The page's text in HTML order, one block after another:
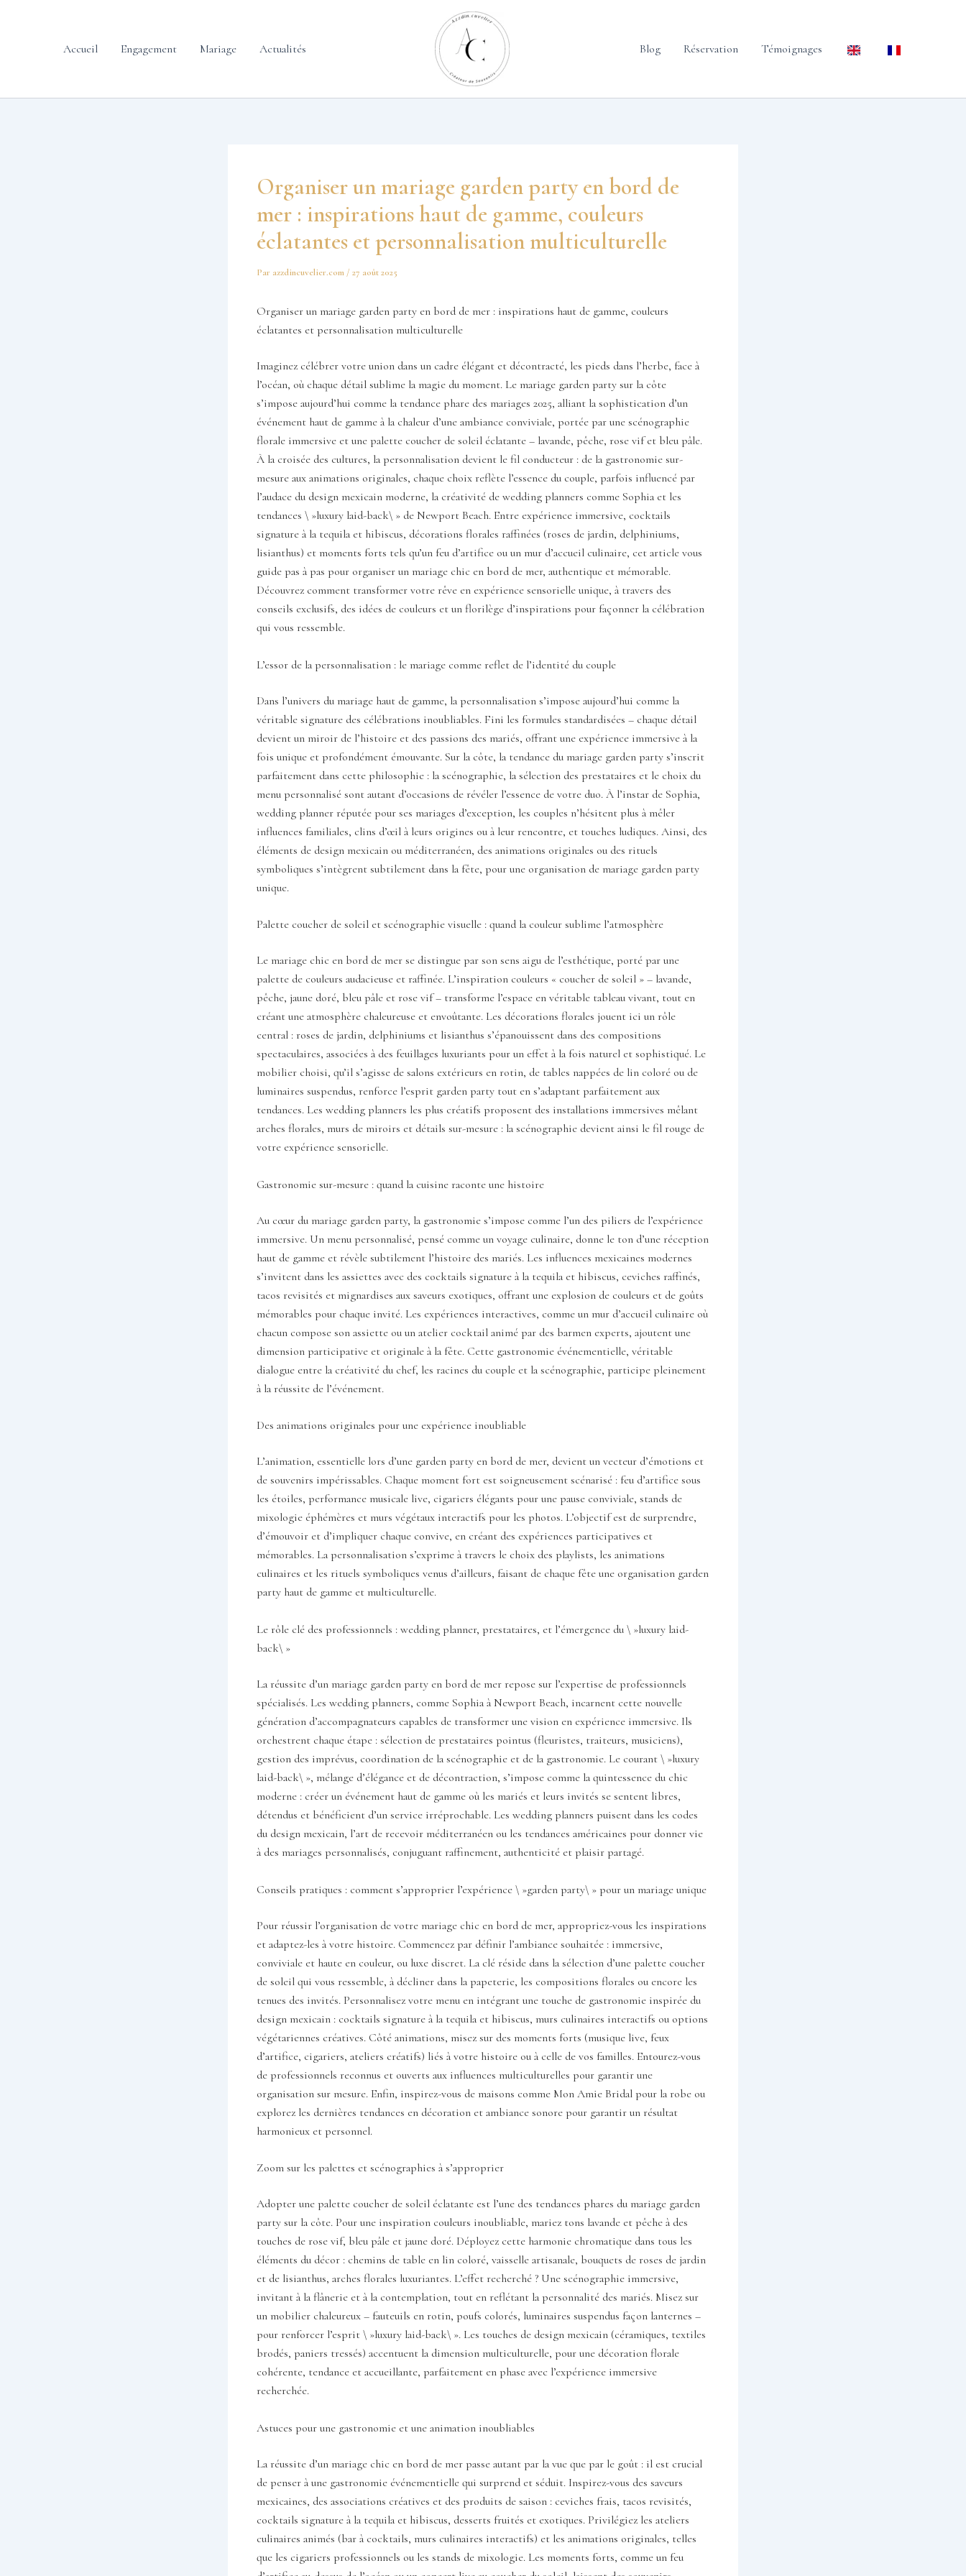
Accueil Engagement Mariage Actualités Blog Réservation Témoignages
Organiser un mariage garden party en bord de
mer : inspirations haut de gamme, couleurs
éclatantes et personnalisation multiculturelle
Par azzdincuvelier.com / 27 août 2025
Organiser un mariage garden party en bord de mer : inspirations haut de gamme, couleurs
éclatantes et personnalisation multiculturelle
Imaginez célébrer votre union dans un cadre élégant et décontracté, les pieds dans l’herbe, face à
l’océan, où chaque détail sublime la magie du moment. Le mariage garden party sur la côte
s’impose aujourd’hui comme la tendance phare des mariages 2025, alliant la sophistication d’un
événement haut de gamme à la chaleur d’une ambiance conviviale, portée par une scénographie
florale immersive et une palette coucher de soleil éclatante – lavande, pêche, rose vif et bleu pâle.
À la croisée des cultures, la personnalisation devient le fil conducteur : de la gastronomie sur-
mesure aux animations originales, chaque choix reflète l’essence du couple, parfois influencé par
l’audace du design mexicain moderne, la créativité de wedding planners comme Sophia et les
tendances \ »luxury laid-back\ » de Newport Beach. Entre expérience immersive, cocktails
signature à la tequila et hibiscus, décorations florales raffinées (roses de jardin, delphiniums,
lisianthus) et moments forts tels qu’un feu d’artifice ou un mur d’accueil culinaire, cet article vous
guide pas à pas pour organiser un mariage chic en bord de mer, authentique et mémorable.
Découvrez comment transformer votre rêve en expérience sensorielle unique, à travers des
conseils exclusifs, des idées de couleurs et un florilège d’inspirations pour façonner la célébration
qui vous ressemble.
L’essor de la personnalisation : le mariage comme reflet de l’identité du couple
Dans l’univers du mariage haut de gamme, la personnalisation s’impose aujourd’hui comme la
véritable signature des célébrations inoubliables. Fini les formules standardisées – chaque détail
devient un miroir de l’histoire et des passions des mariés, offrant une expérience immersive à la
fois unique et profondément émouvante. Sur la côte, la tendance du mariage garden party s’inscrit
parfaitement dans cette philosophie : la scénographie, la sélection des prestataires et le choix du
menu personnalisé sont autant d’occasions de révéler l’essence de votre duo. À l’instar de Sophia,
wedding planner réputée pour ses mariages d’exception, les couples n’hésitent plus à mêler
influences familiales, clins d’œil à leurs origines ou à leur rencontre, et touches ludiques. Ainsi, des
éléments de design mexicain ou méditerranéen, des animations originales ou des rituels
symboliques s’intègrent subtilement dans la fête, pour une organisation de mariage garden party
unique.
Palette coucher de soleil et scénographie visuelle : quand la couleur sublime l’atmosphère
Le mariage chic en bord de mer se distingue par son sens aigu de l’esthétique, porté par une
palette de couleurs audacieuse et raffinée. L’inspiration couleurs « coucher de soleil » – lavande,
pêche, jaune doré, bleu pâle et rose vif – transforme l’espace en véritable tableau vivant, tout en
créant une atmosphère chaleureuse et envoûtante. Les décorations florales jouent ici un rôle
central : roses de jardin, delphiniums et lisianthus s’épanouissent dans des compositions
spectaculaires, associées à des feuillages luxuriants pour un effet à la fois naturel et sophistiqué. Le
mobilier choisi, qu’il s’agisse de salons extérieurs en rotin, de tables nappées de lin coloré ou de
luminaires suspendus, renforce l’esprit garden party tout en s’adaptant parfaitement aux
tendances. Les wedding planners les plus créatifs proposent des installations immersives mêlant
arches florales, murs de miroirs et détails sur-mesure : la scénographie devient ainsi le fil rouge de
votre expérience sensorielle.
Gastronomie sur-mesure : quand la cuisine raconte une histoire
Au cœur du mariage garden party, la gastronomie s’impose comme l’un des piliers de l’expérience
immersive. Un menu personnalisé, pensé comme un voyage culinaire, donne le ton d’une réception
haut de gamme et révèle subtilement l’histoire des mariés. Les influences mexicaines modernes
s’invitent dans les assiettes avec des cocktails signature à la tequila et hibiscus, ceviches raffinés,
tacos revisités et mignardises aux saveurs exotiques, offrant une explosion de couleurs et de goûts
mémorables pour chaque invité. Les expériences interactives, comme un mur d’accueil culinaire où
chacun compose son assiette ou un atelier cocktail animé par des barmen experts, ajoutent une
dimension participative et originale à la fête. Cette gastronomie événementielle, véritable
dialogue entre la créativité du chef, les racines du couple et la scénographie, participe pleinement
à la réussite de l’événement.
Des animations originales pour une expérience inoubliable
L’animation, essentielle lors d’une garden party en bord de mer, devient un vecteur d’émotions et
de souvenirs impérissables. Chaque moment fort est soigneusement scénarisé : feu d’artifice sous
les étoiles, performance musicale live, cigariers élégants pour une pause conviviale, stands de
mixologie éphémères et murs végétaux interactifs pour les photos. L’objectif est de surprendre,
d’émouvoir et d’impliquer chaque convive, en créant des expériences participatives et
mémorables. La personnalisation s’exprime à travers le choix des playlists, les animations
culinaires et les rituels symboliques venus d’ailleurs, faisant de chaque fête une organisation garden
party haut de gamme et multiculturelle.
Le rôle clé des professionnels : wedding planner, prestataires, et l’émergence du \ »luxury laid-
back\ »
La réussite d’un mariage garden party en bord de mer repose sur l’expertise de professionnels
spécialisés. Les wedding planners, comme Sophia à Newport Beach, incarnent cette nouvelle
génération d’accompagnateurs capables de transformer une vision en expérience immersive. Ils
orchestrent chaque étape : sélection de prestataires pointus (fleuristes, traiteurs, musiciens),
gestion des imprévus, coordination de la scénographie et de la gastronomie. Le courant \ »luxury
laid-back\ », mélange d’élégance et de décontraction, s’impose comme la quintessence du chic
moderne : créer un événement haut de gamme où les mariés et leurs invités se sentent libres,
détendus et bénéficient d’un service irréprochable. Les wedding planners puisent dans les codes
du design mexicain, l’art de recevoir méditerranéen ou les tendances américaines pour donner vie
à des mariages personnalisés, conjuguant raffinement, authenticité et plaisir partagé.
Conseils pratiques : comment s’approprier l’expérience \ »garden party\ » pour un mariage unique
Pour réussir l’organisation de votre mariage chic en bord de mer, appropriez-vous les inspirations
et adaptez-les à votre histoire. Commencez par définir l’ambiance souhaitée : immersive,
conviviale et haute en couleur, ou luxe discret. La clé réside dans la sélection d’une palette coucher
de soleil qui vous ressemble, à décliner dans la papeterie, les compositions florales ou encore les
tenues des invités. Personnalisez votre menu en intégrant une touche de gastronomie inspirée du
design mexicain : cocktails signature à la tequila et hibiscus, murs culinaires interactifs ou options
végétariennes créatives. Côté animations, misez sur des moments forts (musique live, feux
d’artifice, cigariers, ateliers créatifs) liés à votre histoire ou à celle de vos familles. Entourez-vous
de professionnels reconnus et ouverts aux influences multiculturelles pour garantir une
organisation sur mesure. Enfin, inspirez-vous de maisons comme Mon Amie Bridal pour la robe ou
explorez les dernières tendances en décoration et ambiance sonore pour garantir un résultat
harmonieux et personnel.
Zoom sur les palettes et scénographies à s’approprier
Adopter une palette coucher de soleil éclatante est l’une des tendances phares du mariage garden
party sur la côte. Pour une inspiration couleurs inoubliable, mariez tons lavande et pêche à des
touches de rose vif, bleu pâle et jaune doré. Déployez cette harmonie chromatique dans tous les
éléments du décor : chemins de table en lin coloré, vaisselle artisanale, bouquets de roses de jardin
et de lisianthus, arches florales luxuriantes. L’effet recherché ? Une scénographie immersive,
invitant à la flânerie et à la contemplation, tout en reflétant la personnalité des mariés. Misez sur
un mobilier chaleureux – fauteuils en rotin, poufs colorés, luminaires suspendus façon lanternes –
pour renforcer l’esprit \ »luxury laid-back\ ». Les touches de design mexicain (céramiques, textiles
brodés, paniers tressés) accentuent la dimension multiculturelle, pour une décoration florale
cohérente, tendance et accueillante, parfaitement en phase avec l’expérience immersive
recherchée.
Astuces pour une gastronomie et une animation inoubliables
La réussite d’un mariage chic en bord de mer passe autant par la vue que par le goût : il est crucial
de penser à une gastronomie événementielle qui surprend et séduit. Inspirez-vous des saveurs
mexicaines, des associations créatives et des produits de saison : ceviches frais, tacos revisités,
cocktails signature à la tequila et hibiscus, desserts fruités et exotiques. Privilégiez les ateliers
culinaires animés (bar à cocktails, murs culinaires interactifs) et les animations originales, telles
que les cigariers professionnels ou les stands de mixologie. Les moments forts, comme un feu